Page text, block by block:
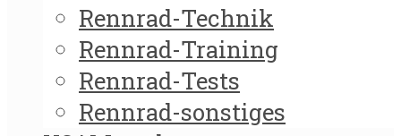
Rennrad-Technik
Rennrad-Training
Rennrad-Tests
Rennrad-sonstiges